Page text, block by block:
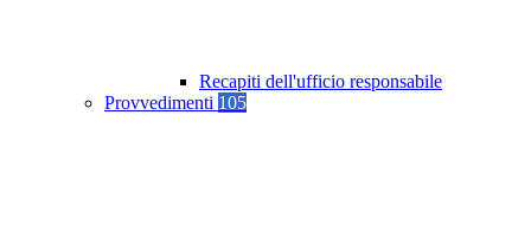
Recapiti dell'ufficio responsabile
Provvedimenti 105